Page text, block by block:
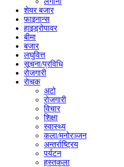
शेयर बजार
फाइनान्स
हाइड्रोपावर
बीमा
बजार
लघुवित्त
सूचना/प्रविधि
रोजगारी
राेचक
अटो
रोजगारी
विचार
शिक्षा
स्वास्थ्य
कला/मनोरञ्जन
अन्तर्राष्ट्रिय
पर्यटन
हस्तकला